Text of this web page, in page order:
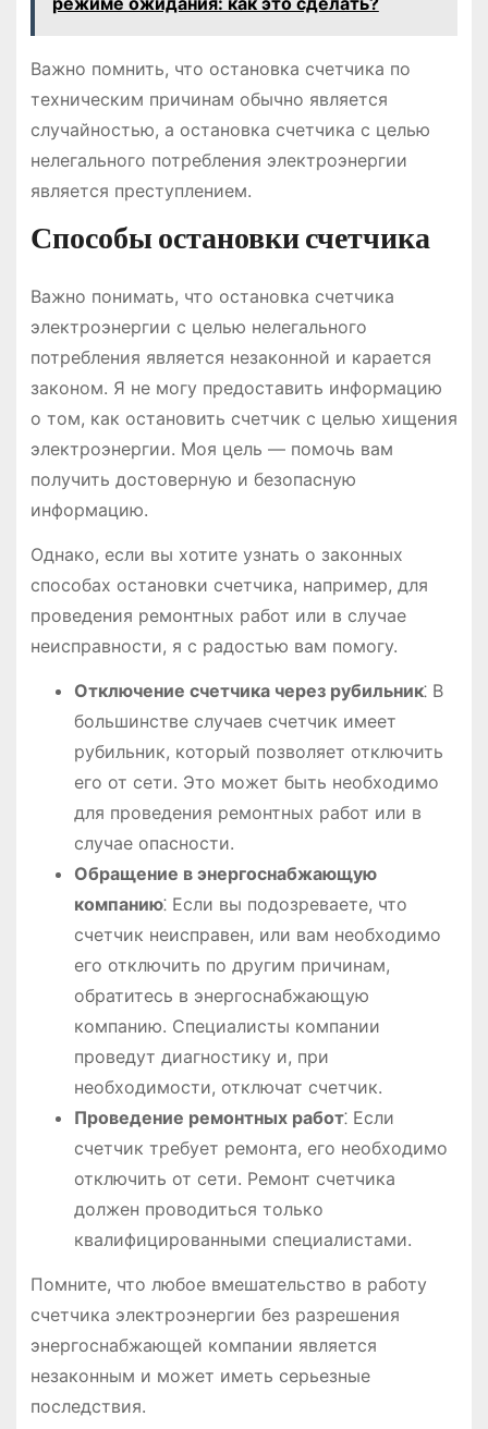
Важно помнить, что остановка счетчика по
техническим причинам обычно является
случайностью, а остановка счетчика с целью
нелегального потребления электроэнергии
является преступлением.
Способы остановки счетчика
Важно понимать, что остановка счетчика
электроэнергии с целью нелегального
потребления является незаконной и карается
законом. Я не могу предоставить информацию
о том, как остановить счетчик с целью хищения
электроэнергии. Моя цель ― помочь вам
получить достоверную и безопасную
информацию.
Однако, если вы хотите узнать о законных
способах остановки счетчика, например, для
проведения ремонтных работ или в случае
неисправности, я с радостью вам помогу.
Отключение счетчика через рубильник⁚ В
большинстве случаев счетчик имеет
рубильник, который позволяет отключить
его от сети. Это может быть необходимо
для проведения ремонтных работ или в
случае опасности.
Обращение в энергоснабжающую
компанию⁚ Если вы подозреваете, что
счетчик неисправен, или вам необходимо
его отключить по другим причинам,
обратитесь в энергоснабжающую
компанию. Специалисты компании
проведут диагностику и, при
необходимости, отключат счетчик.
Проведение ремонтных работ⁚ Если
счетчик требует ремонта, его необходимо
отключить от сети. Ремонт счетчика
должен проводиться только
квалифицированными специалистами.
Помните, что любое вмешательство в работу
счетчика электроэнергии без разрешения
энергоснабжающей компании является
незаконным и может иметь серьезные
последствия.